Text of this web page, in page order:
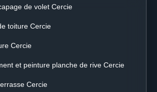
de volet Cercie
toiture Cercie
Cercie
et peinture planche de rive Cercie
Cercie